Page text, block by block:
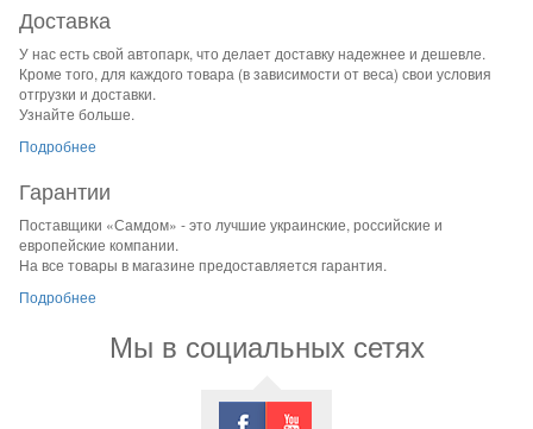
Доставка
У нас есть свой автопарк, что делает доставку надежнее и дешевле.
Кроме того, для каждого товара (в зависимости от веса) свои условия
отгрузки и доставки.
Узнайте больше.
Подробнее
Гарантии
Поставщики «Самдом» - это лучшие украинские, российские и
европейские компании.
На все товары в магазине предоставляется гарантия.
Подробнее
Мы в социальных сетях